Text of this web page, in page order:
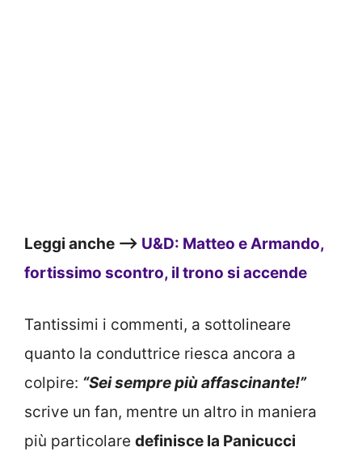
Leggi anche –> U&D: Matteo e Armando,
fortissimo scontro, il trono si accende
Tantissimi i commenti, a sottolineare
quanto la conduttrice riesca ancora a
colpire: “Sei sempre più affascinante!”
scrive un fan, mentre un altro in maniera
più particolare definisce la Panicucci